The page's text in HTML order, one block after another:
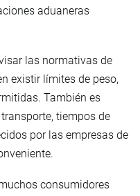
aduaneras
las normativas de
existir límites de peso,
También es
tiempos de
por las empresas de
consumidores